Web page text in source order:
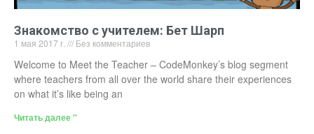
Знакомство с учителем: Бет Шарп
1 мая 2017 г. Без комментариев
Welcome to Meet the Teacher – CodeMonkey’s blog segment
where teachers from all over the world share their experiences
on what it’s like being an
Читать далее "